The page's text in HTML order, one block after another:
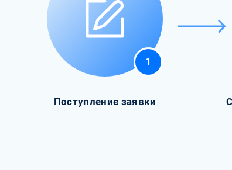
1
Поступление заявки